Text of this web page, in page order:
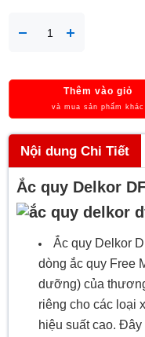
Thêm vào giỏ
và mua sản phẩm khác
Nội dung Chi Tiết
Ắc quy Delkor
Ắc quy Delkor
dòng ắc quy Free
dưỡng) của
riêng cho các loại
hiệu suất cao.